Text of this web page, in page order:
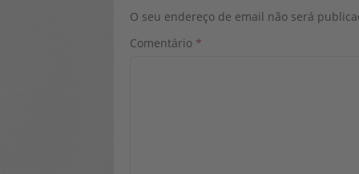
O seu endereço de email não será
Comentário *